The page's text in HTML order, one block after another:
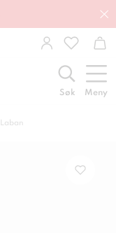
Søk Meny
Laban